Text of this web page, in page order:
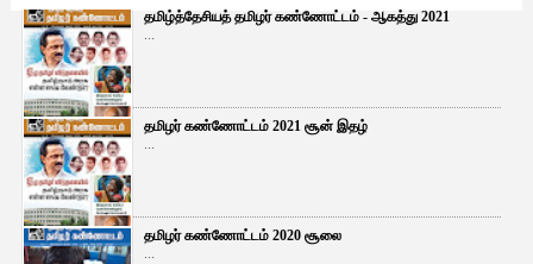
தமிழ்த்தேசியத் தமிழர் கண்ணோட்டம் - ஆகத்து 2021
...
தமிழர் கண்ணோட்டம் 2021 சூன் இதழ்
...
தமிழர் கண்ணோட்டம் 2020 சூலை
...